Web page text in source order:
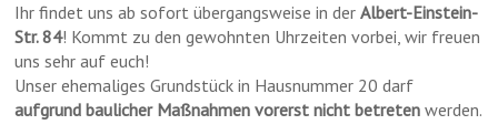
Ihr findet uns ab sofort übergangsweise in derAlbert-Einstein-
Str. 84! Kommt zu den gewohnten Uhrzeiten vorbei, wir freuen
uns sehr auf euch!
Unser ehemaliges Grundstück in Hausnummer 20 darf
aufgrund baulicher Maßnahmen vorerst nicht betreten werden.